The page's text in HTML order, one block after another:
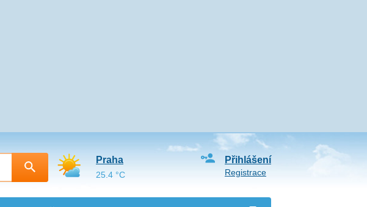
Přihlášení
Registrace
Praha
25.4 °C